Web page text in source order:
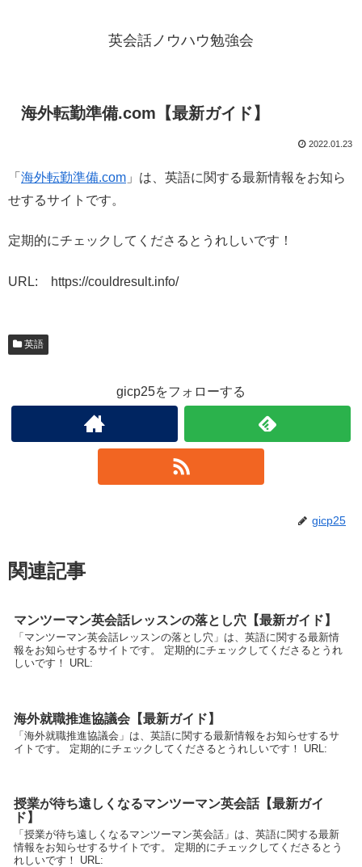
英会話ノウハウ勉強会
海外転勤準備.com【最新ガイド】
2022.01.23
「 海外転勤準備.com 」は、英語に関する最新情報をお知ら
せするサイトです。
定期的にチェックしてくださるとうれしいです！
URL: https://couldresult.info/
英語
gicp25をフォローする
gicp25
関連記事
マンツーマン英会話レッスンの落とし穴【最新ガイド】
「マンツーマン英会話レッスンの落とし穴」は、英語に関する最新情
報をお知らせするサイトです。 定期的にチェックしてくださるとうれ
しいです！ URL:
海外就職推進協議会【最新ガイド】
「海外就職推進協議会」は、英語に関する最新情報をお知らせするサ
イトです。 定期的にチェックしてくださるとうれしいです！ URL:
授業が待ち遠しくなるマンツーマン英会話【最新ガイ
ド】
「授業が待ち遠しくなるマンツーマン英会話」は、英語に関する最新
情報をお知らせするサイトです。 定期的にチェックしてくださるとう
れしいです！ URL: